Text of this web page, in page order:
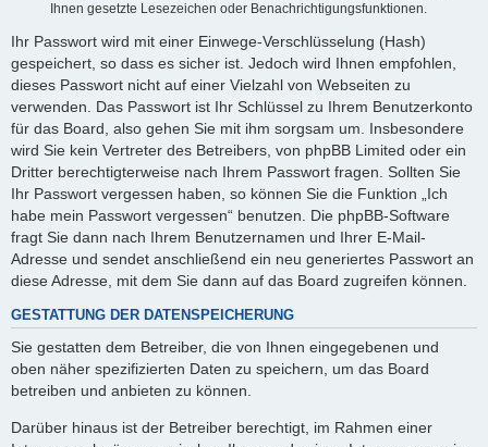
Ihnen gesetzte Lesezeichen oder Benachrichtigungsfunktionen.
Ihr Passwort wird mit einer Einwege-Verschlüsselung (Hash)
gespeichert, so dass es sicher ist. Jedoch wird Ihnen empfohlen,
dieses Passwort nicht auf einer Vielzahl von Webseiten zu
verwenden. Das Passwort ist Ihr Schlüssel zu Ihrem Benutzerkonto
für das Board, also gehen Sie mit ihm sorgsam um. Insbesondere
wird Sie kein Vertreter des Betreibers, von phpBB Limited oder ein
Dritter berechtigterweise nach Ihrem Passwort fragen. Sollten Sie
Ihr Passwort vergessen haben, so können Sie die Funktion „Ich
habe mein Passwort vergessen“ benutzen. Die phpBB-Software
fragt Sie dann nach Ihrem Benutzernamen und Ihrer E-Mail-
Adresse und sendet anschließend ein neu generiertes Passwort an
diese Adresse, mit dem Sie dann auf das Board zugreifen können.
GESTATTUNG DER DATENSPEICHERUNG
Sie gestatten dem Betreiber, die von Ihnen eingegebenen und
oben näher spezifizierten Daten zu speichern, um das Board
betreiben und anbieten zu können.
Darüber hinaus ist der Betreiber berechtigt, im Rahmen einer